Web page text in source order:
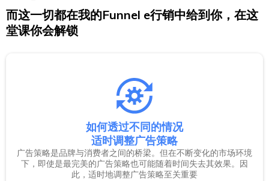
而这一切都在我的Funnel e行销中给到你，在这
堂课你会解锁
如何透过不同的情况
适时调整广告策略
广告策略是品牌与消费者之间的桥梁。但在不断变化的市场环境
下，即使是最完美的广告策略也可能随着时间失去其效果。因
此，适时地调整广告策略至关重要